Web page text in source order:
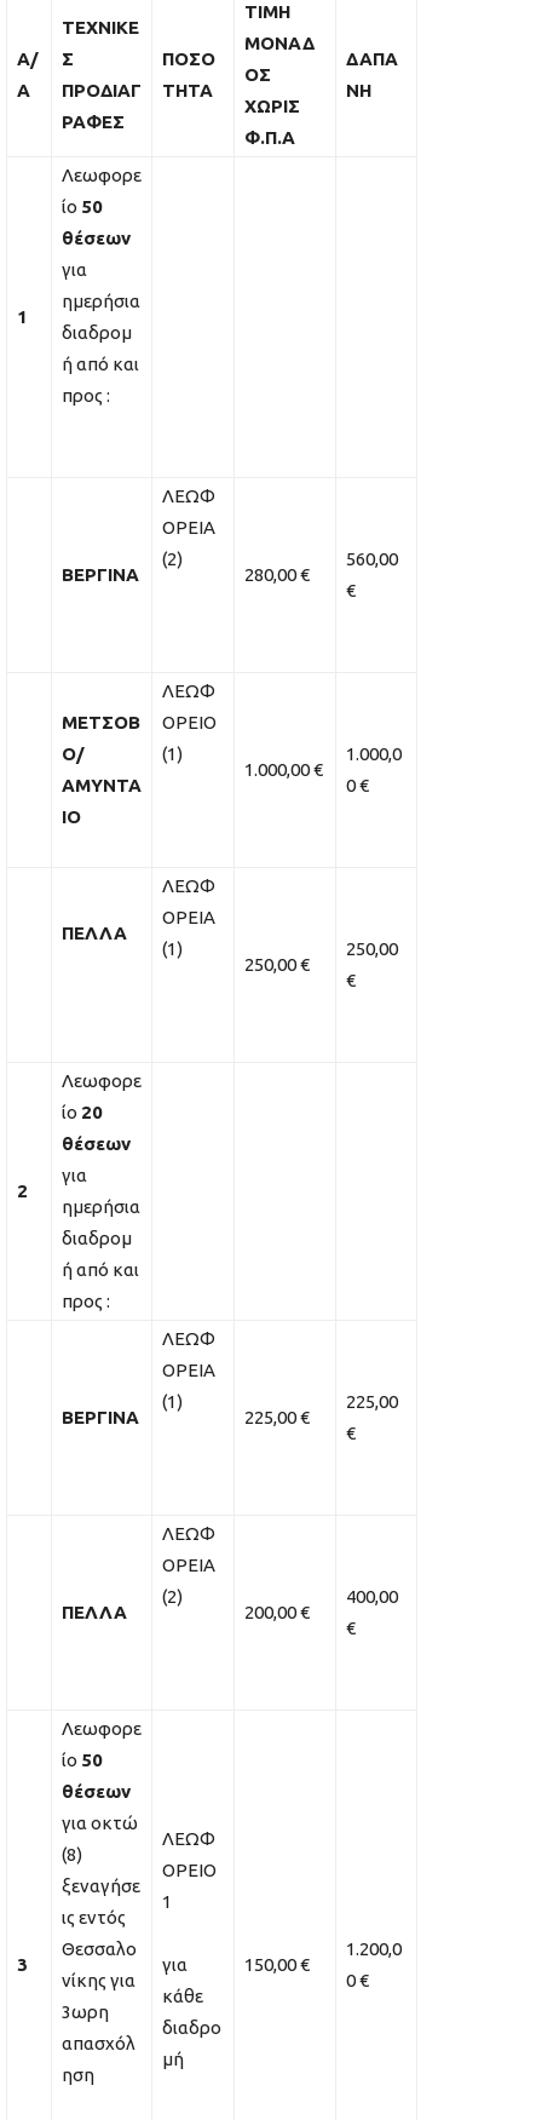
A/
A
ΤΕΧΝΙΚΕ
Σ
ΠΡΟΔΙΑΓ
ΡΑΦΕΣ
ΠΟΣΟ
ΤΗΤΑ
ΤΙΜΗ
ΜΟΝΑΔ
ΟΣ
ΧΩΡΙΣ
Φ.Π.Α
ΔΑΠΑ
ΝΗ
1
Λεωφορε
ίο 50
θέσεων
για
ημερήσια
διαδρομ
ή από και
προς :
ΒΕΡΓΙΝΑ
ΛΕΩΦ
ΟΡΕΙΑ
(2)
280,00 €
560,00
€
ΜΕΤΣΟΒ
Ο/
ΑΜΥΝΤΑ
ΙΟ
ΛΕΩΦ
ΟΡΕΙΟ
(1)
1.000,00 €
1.000,0
0 €
ΠΕΛΛΑ
ΛΕΩΦ
ΟΡΕΙΑ
(1)
250,00 €
250,00
€
2
Λεωφορε
ίο 20
θέσεων
για
ημερήσια
διαδρομ
ή από και
προς :
ΒΕΡΓΙΝΑ
ΛΕΩΦ
ΟΡΕΙΑ
(1)
225,00 €
225,00
€
ΠΕΛΛΑ
ΛΕΩΦ
ΟΡΕΙΑ
(2)
200,00 €
400,00
€
3
Λεωφορε
ίο 50
θέσεων
για οκτώ
(8)
ξεναγήσε
ις εντός
Θεσσαλο
νίκης για
3ωρη
απασχόλ
ηση
ΛΕΩΦ
ΟΡΕΙΟ
1
για
κάθε
διαδρο
μή
150,00 €
1.200,0
0 €